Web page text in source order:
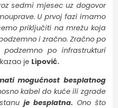
sedmi mjesec uz dogovor
U prvoj fazi imamo
priključiti na mrežu koja
i zračno. Zračno po
po infrastrukturi
kazao je Lipović.
mogućnost besplatnog
kabel do kuće ili zgrade
je besplatna. Ono što